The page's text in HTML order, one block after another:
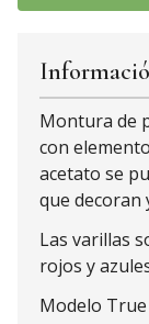
Montura de
con
acetato se
que decoran
Las varillas
rojos y
Modelo True